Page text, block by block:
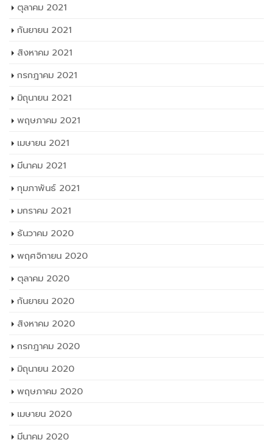
ตุลาคม 2021
กันยายน 2021
สิงหาคม 2021
กรกฎาคม 2021
มิถุนายน 2021
พฤษภาคม 2021
เมษายน 2021
มีนาคม 2021
กุมภาพันธ์ 2021
มกราคม 2021
ธันวาคม 2020
พฤศจิกายน 2020
ตุลาคม 2020
กันยายน 2020
สิงหาคม 2020
กรกฎาคม 2020
มิถุนายน 2020
พฤษภาคม 2020
เมษายน 2020
มีนาคม 2020